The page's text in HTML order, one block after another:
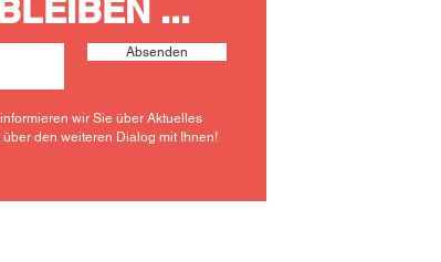
...
Absenden
wir Sie über Aktuelles
den weiteren Dialog mit Ihnen!